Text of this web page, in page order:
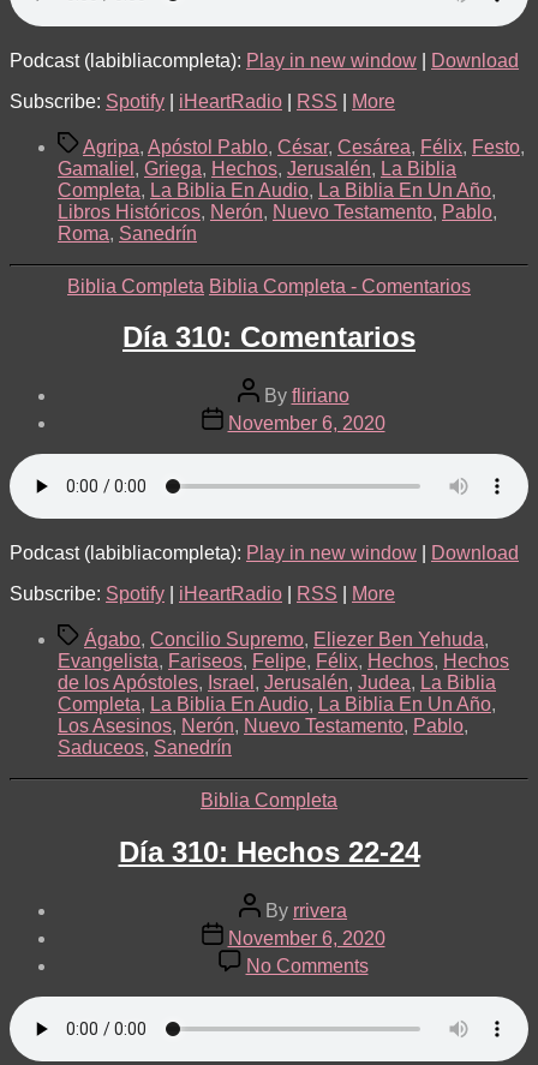
28
Podcast (labibliacompleta): Play in new window
Download
Subscribe: Spotify iHeartRadio RSS
More
TagsAgripa, Apóstol Pablo, César, Cesárea, Félix, Festo,
Gamaliel , Griega, Hechos, Jerusalén, La Biblia
Completa, La Biblia En Audio, La Biblia En Un Año,
Libros Históricos, Nerón, Nuevo Testamento, Pablo,
Roma, Sanedrín
Categories
Biblia Completa Biblia Completa - Comentarios
Día 310: Comentarios
Post
author
By fliriano
Post
date
November 6, 2020
Podcast (labibliacompleta): Play in new window
Download
Subscribe: Spotify iHeartRadio RSS
More
TagsÁgabo, Concilio Supremo, Eliezer Ben Yehuda,
Evangelista, Fariseos, Felipe, Félix, Hechos, Hechos
de los Apóstoles, Israel , Jerusalén, Judea, La Biblia
Completa, La Biblia En Audio, La Biblia En Un Año,
Los Asesinos, Nerón, Nuevo Testamento, Pablo,
Saduceos, Sanedrín
Categories
Biblia Completa
Día 310: Hechos 22-24
Post
author
By rrivera
Post
date
November 6, 2020
No Commentson
Día
310:
Hechos